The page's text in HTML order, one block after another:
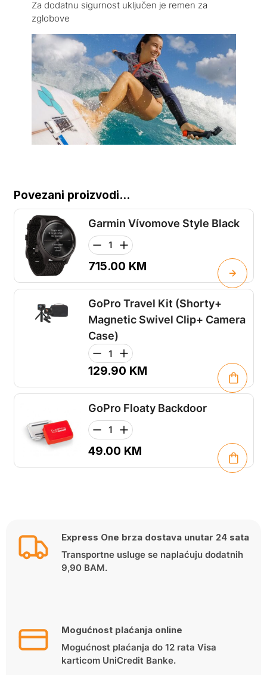
Za dodatnu sigurnost uključen je remen za
zglobove
Povezani proizvodi...
Garmin Vívomove Style Black
715.00 KM
GoPro Travel Kit (Shorty+
Magnetic Swivel Clip+ Camera
Case)
129.90 KM
GoPro Floaty Backdoor
49.00 KM
Express One brza dostava unutar 24 sata
Transportne usluge se naplaćuju dodatnih
9,90 BAM.
Mogućnost plaćanja online
Mogućnost plaćanja do 12 rata Visa
karticom UniCredit Banke.